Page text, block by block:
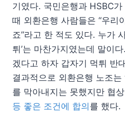
기였다. 국민은행과 HSBC
때 외환은행 사람들은 “우리
죠”라고 한 적도 있다. 누가
튀’는 마찬가지였는데 말이
겠다고 하자 갑자기 먹튀 반
결과적으로 외환은행 노조
를 막아내지는 못했지만 협
등 좋은 조건에 합의 를 했다.